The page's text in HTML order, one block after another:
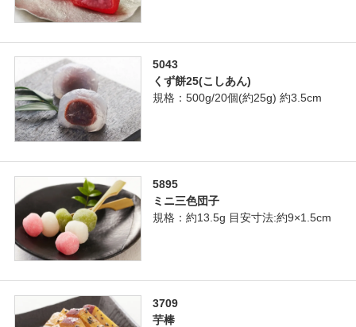
5043
くず餅25(こしあん)
規格：500g/20個(約25g) 約3.5cm
5895
ミニ三色団子
規格：約13.5g 目安寸法:約9×1.5cm
3709
芋棒